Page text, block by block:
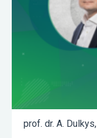
prof. dr. A. Dulkys,